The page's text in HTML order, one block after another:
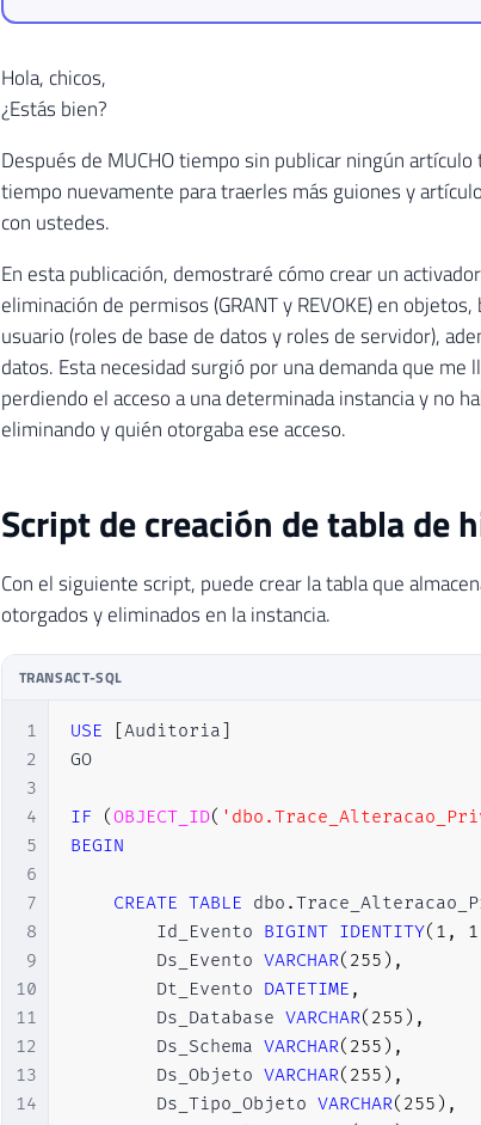
Hola, chicos,
¿Estás bien?
Después de MUCHO tiempo sin publicar ningún
tiempo nuevamente para traerles más guiones y
con ustedes.
En esta publicación, demostraré cómo crear un
eliminación de permisos (GRANT y REVOKE) en
usuario (roles de base de datos y roles de servidor),
datos. Esta necesidad surgió por una demanda que me
perdiendo el acceso a una determinada instancia y no
eliminando y quién otorgaba ese acceso.
Script de creación de tabla de
Con el siguiente script, puede crear la tabla que
otorgados y eliminados en la instancia.
TRANSACT-SQL
1
2
3
4
5
6
7
8
9
10
11
12
13
14
USE [Auditoria]
GO
IF (OBJECT_ID(
BEGIN
CREATE TABLE dbo .
        Id_Evento
BIGINT IDENTITY( 1 , 1
        Ds_Evento
VARCHAR( 255 ) ,
        Dt_Evento
DATETIME ,
        Ds_Database
VARCHAR( 255 ) ,
        Ds_Schema
VARCHAR( 255 ) ,
        Ds_Objeto
VARCHAR( 255 ) ,
        Ds_Tipo_Objeto
VARCHAR( 255 ) ,